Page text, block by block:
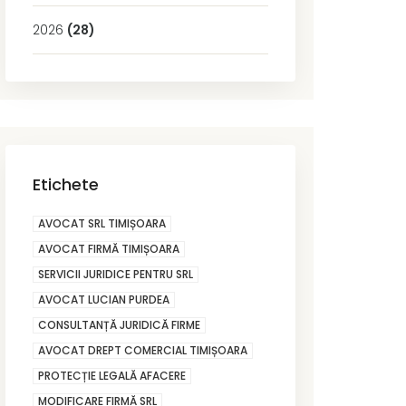
2026 (28)
Etichete
AVOCAT SRL TIMIȘOARA
AVOCAT FIRMĂ TIMIȘOARA
SERVICII JURIDICE PENTRU SRL
AVOCAT LUCIAN PURDEA
CONSULTANȚĂ JURIDICĂ FIRME
AVOCAT DREPT COMERCIAL TIMIȘOARA
PROTECȚIE LEGALĂ AFACERE
MODIFICARE FIRMĂ SRL